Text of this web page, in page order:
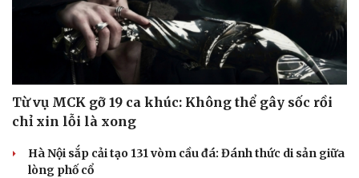
Từ vụ MCK gỡ 19 ca khúc: Không thể gây sốc rồi
chỉ xin lỗi là xong
Hà Nội sắp cải tạo 131 vòm cầu đá: Đánh thức di sản giữa
lòng phố cổ